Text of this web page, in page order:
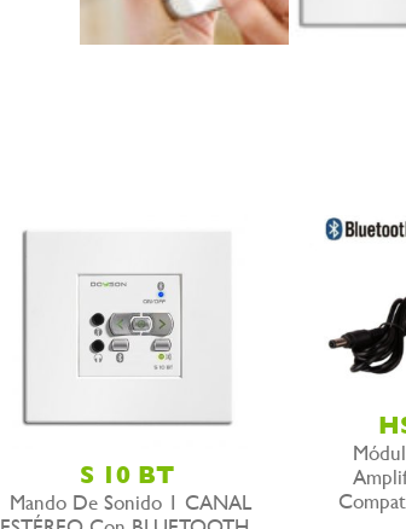
S 10 BT
Mando De Sonido 1 CANAL